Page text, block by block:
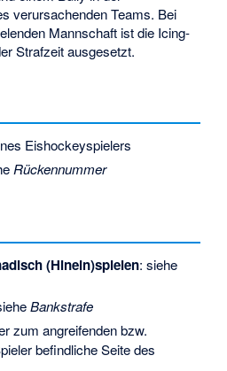
verursachenden Teams. Bei
Mannschaft ist die Icing-
Strafzeit ausgesetzt.
Eishockeyspielers
Rückennummer
(Hinein)spielen: siehe
Bankstrafe
zum angreifenden bzw.
befindliche Seite des